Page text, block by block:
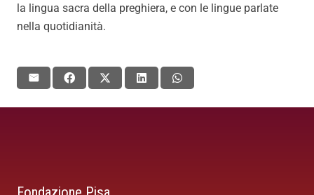
la lingua sacra della preghiera, e con le lingue parlate
nella quotidianità.